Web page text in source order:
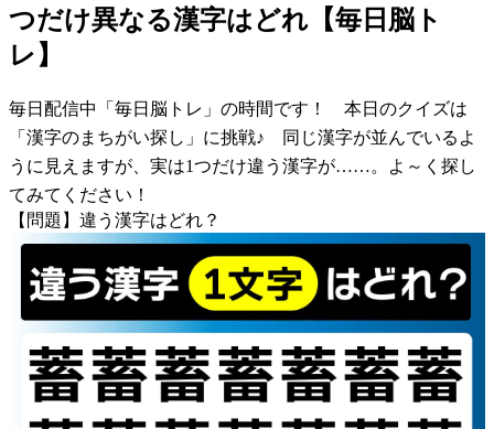
つだけ異なる漢字はどれ【毎日脳ト
レ】
毎日配信中「毎日脳トレ」の時間です！ 本日のクイズは
「漢字のまちがい探し」に挑戦♪ 同じ漢字が並んでいるよ
うに見えますが、実は1つだけ違う漢字が……。よ～く探し
てみてください！
【問題】違う漢字はどれ？